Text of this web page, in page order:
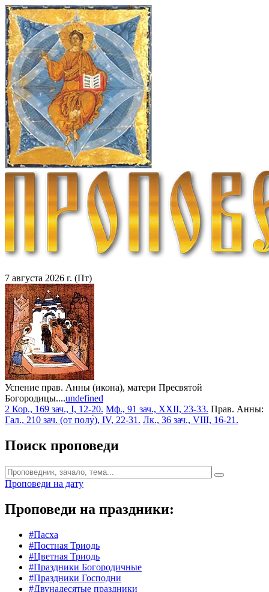
7 августа 2026 г. (Пт)
Успение прав. Анны (икона), матери Пресвятой
Богородицы....undefined
2 Кор., 169 зач., I, 12-20. Мф., 91 зач., XXII, 23-33. Прав. Анны:
Гал., 210 зач. (от полу́), IV, 22-31. Лк., 36 зач., VIII, 16-21.
Поиск проповеди
Проповеди на дату
Проповеди на праздники:
#Пасха
#Постная Триодь
#Цветная Триодь
#Праздники Богородичные
#Праздники Господни
#Двунадесятые праздники